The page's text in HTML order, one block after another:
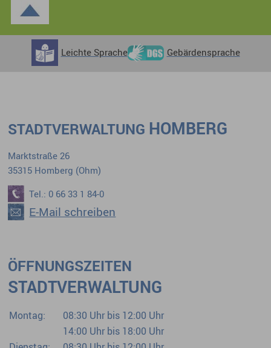
Leichte Sprache Gebärdensprache
STADTVERWALTUNG HOMBERG
Marktstraße 26
35315 Homberg (Ohm)
Tel.: 0 66 33 1 84-0
E-Mail schreiben
ÖFFNUNGSZEITEN
STADTVERWALTUNG
Montag:
08:30 Uhr bis 12:00 Uhr
14:00 Uhr bis 18:00 Uhr